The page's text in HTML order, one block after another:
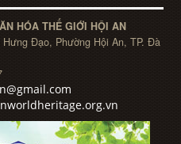
HÓA THẾ GIỚI HỘI AN
Hưng Đạo, Phường Hội An, TP. Đà